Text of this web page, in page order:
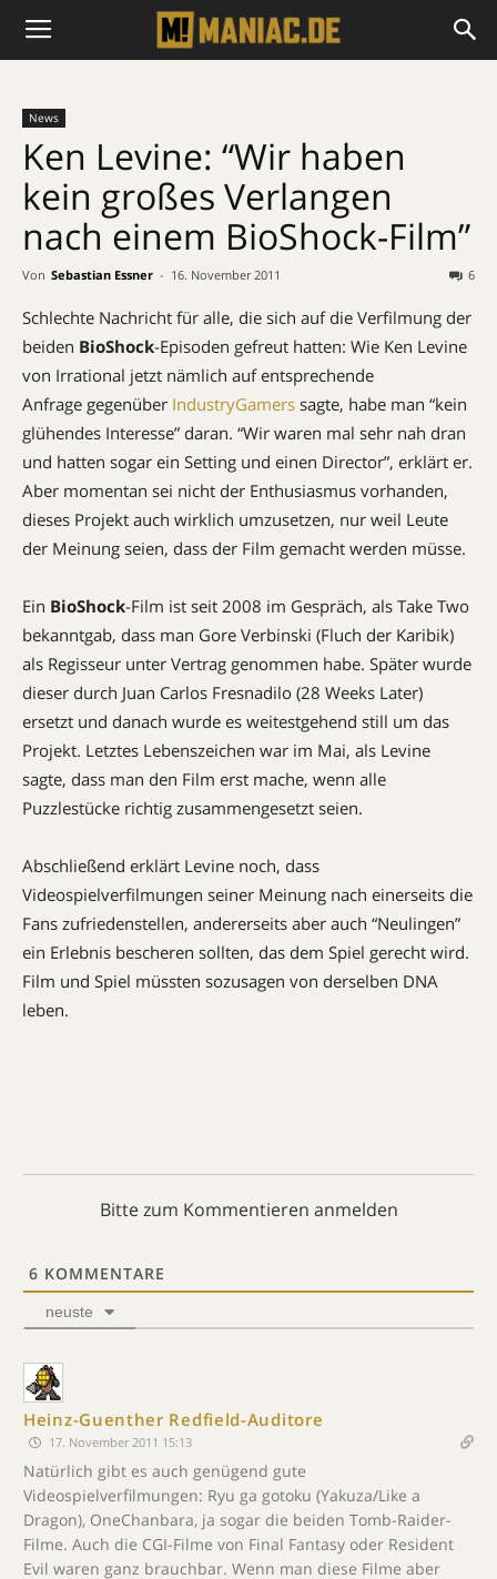
News
Ken Levine: “Wir haben
kein großes Verlangen
nach einem BioShock-Film”
Von Sebastian Essner - 16. November 2011 6
Schlechte Nachricht für alle, die sich auf die Verfilmung der
beiden BioShock-Episoden gefreut hatten: Wie Ken Levine
von Irrational jetzt nämlich auf entsprechende
Anfrage gegenüber IndustryGamers sagte, habe man “kein
glühendes Interesse” daran. “Wir waren mal sehr nah dran
und hatten sogar ein Setting und einen Director”, erklärt er.
Aber momentan sei nicht der Enthusiasmus vorhanden,
dieses Projekt auch wirklich umzusetzen, nur weil Leute
der Meinung seien, dass der Film gemacht werden müsse.
Ein BioShock-Film ist seit 2008 im Gespräch, als Take Two
bekanntgab, dass man Gore Verbinski (Fluch der Karibik)
als Regisseur unter Vertrag genommen habe. Später wurde
dieser durch Juan Carlos Fresnadilo (28 Weeks Later)
ersetzt und danach wurde es weitestgehend still um das
Projekt. Letztes Lebenszeichen war im Mai, als Levine
sagte, dass man den Film erst mache, wenn alle
Puzzlestücke richtig zusammengesetzt seien.
Abschließend erklärt Levine noch, dass
Videospielverfilmungen seiner Meinung nach einerseits die
Fans zufriedenstellen, andererseits aber auch “Neulingen”
ein Erlebnis bescheren sollten, das dem Spiel gerecht wird.
Film und Spiel müssten sozusagen von derselben DNA
leben.
Bitte zum Kommentieren anmelden
6 KOMMENTARE
neuste
Heinz-Guenther Redfield-Auditore
17. November 2011 15:13
Natürlich gibt es auch genügend gute
Videospielverfilmungen: Ryu ga gotoku (Yakuza/Like a
Dragon), OneChanbara, ja sogar die beiden Tomb-Raider-
Filme. Auch die CGI-Filme von Final Fantasy oder Resident
Evil waren ganz brauchbar. Wenn man diese Filme aber